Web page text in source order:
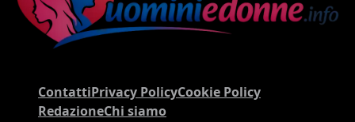
ContattiPrivacy PolicyCookie Policy
RedazioneChi siamo